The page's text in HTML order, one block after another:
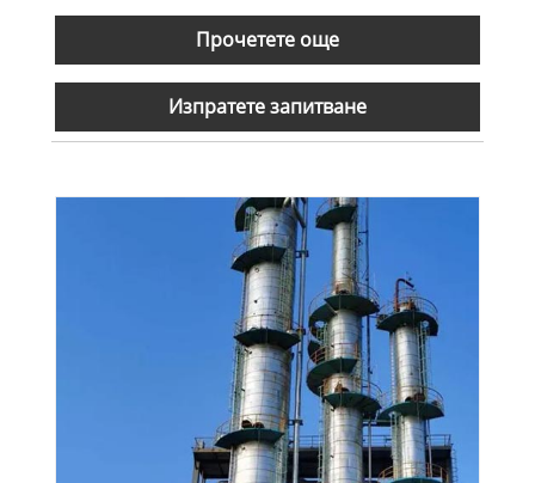
Прочетете още
Изпратете запитване